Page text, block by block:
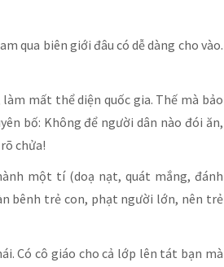
qua biên giới đâu có dễ dàng cho vào.
mất thể diện quốc gia. Thế mà bảo
bố: Không để người dân nào đói ăn,
chửa!
một tí (doạ nạt, quát mắng, đánh
bênh trẻ con, phạt người lớn, nên trẻ
Có cô giáo cho cả lớp lên tát bạn mà